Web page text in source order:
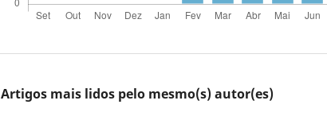
Artigos mais lidos pelo mesmo(s) autor(es)